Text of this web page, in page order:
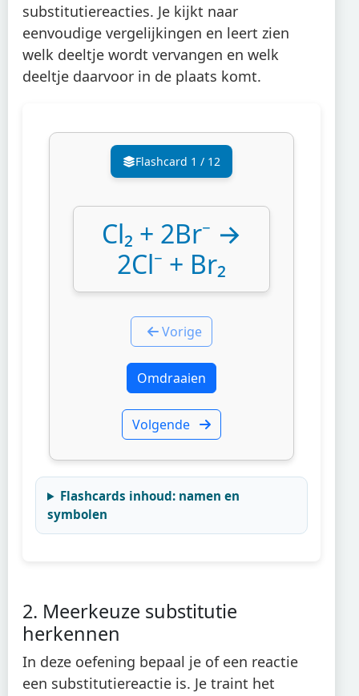
substitutiereacties. Je kijkt naar
eenvoudige vergelijkingen en leert zien
welk deeltje wordt vervangen en welk
deeltje daarvoor in de plaats komt.
Flashcard 1 / 12
Cl₂ + 2Br⁻ →
2Cl⁻ + Br₂
Vorige
Omdraaien
Volgende
Flashcards inhoud: namen en
symbolen
2. Meerkeuze substitutie
herkennen
In deze oefening bepaal je of een reactie
een substitutiereactie is. Je traint het